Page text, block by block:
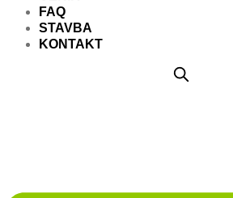
FAQ
STAVBA
KONTAKT